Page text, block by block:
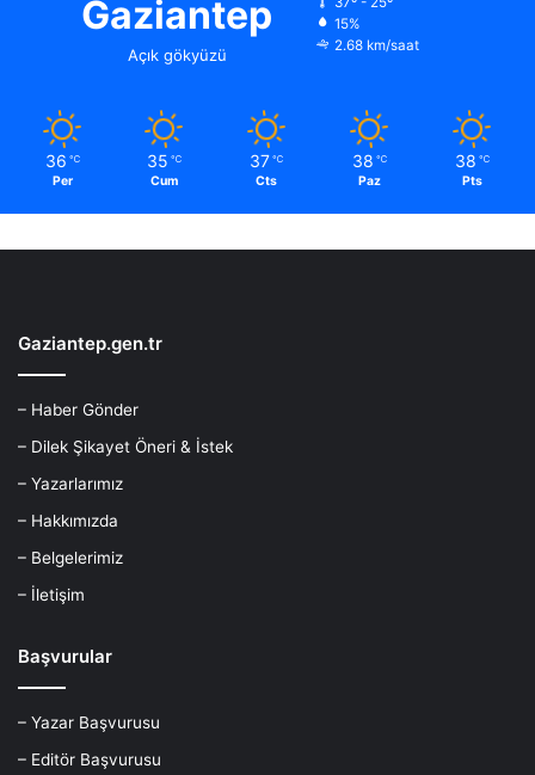
Gaziantep
Açık gökyüzü
15%
2.68 km/saat
36 ℃
Per
35 ℃
Cum
37 ℃
Cts
38 ℃
Paz
38 ℃
Pts
Gaziantep.gen.tr
– Haber Gönder
– Dilek Şikayet Öneri & İstek
– Yazarlarımız
– Hakkımızda
– Belgelerimiz
– İletişim
Başvurular
– Yazar Başvurusu
– Editör Başvurusu